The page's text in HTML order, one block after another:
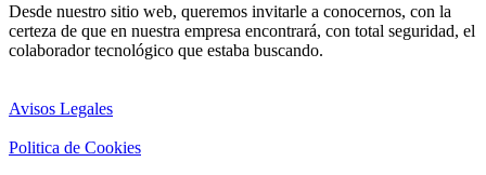
Desde nuestro sitio web, queremos invitarle a conocernos, con la
certeza de que en nuestra empresa encontrará, con total seguridad, el
colaborador tecnológico que estaba buscando.
Avisos Legales
Politica de Cookies